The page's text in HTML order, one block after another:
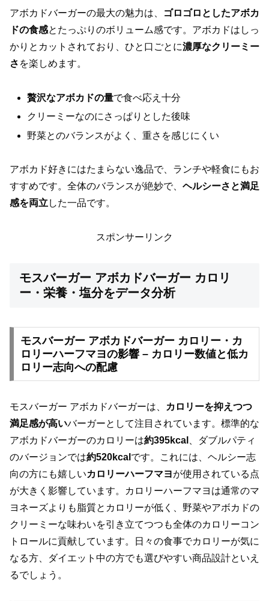
アボカドバーガーの最大の魅力は、
ゴロゴロとしたアボカ
ドの食感とたっぷりのボリューム感です。アボカドはしっ
かりとカットされており、ひと口ごとに濃厚なクリーミー
さ を楽しめます。
贅沢なアボカドの量で食べ応え十分
クリーミーなのにさっぱりとした後味
野菜とのバランスがよく、重さを感じにくい
アボカド好きにはたまらない逸品で、ランチや軽食にもお
すすめです。全体のバランスが絶妙で、 ヘルシーさと満足
感を両立 した一品です。
スポンサーリンク
モスバーガー アボカドバーガー カロリ
ー・栄養・塩分をデータ分析
モスバーガー アボカドバーガー カロリー・カ
ロリーハーフマヨの影響 – カロリー数値と低カ
ロリー志向への配慮
モスバーガー アボカドバーガーは、
カロリーを抑えつつ
満足感が高いバーガーとして注目されています。標準的な
アボカドバーガーのカロリーは約395kcal
、ダブルパティ
のバージョンでは約520kcal です。これには、ヘルシー志
向の方にも嬉しいカロリーハーフマヨが使用されている点
が大きく影響しています。カロリーハーフマヨは通常のマ
ヨネーズよりも脂質とカロリーが低く、野菜やアボカドの
クリーミーな味わいを引き立てつつも全体のカロリーコン
トロールに貢献しています。日々の食事でカロリーが気に
なる方、ダイエット中の方でも選びやすい商品設計といえ
るでしょう。